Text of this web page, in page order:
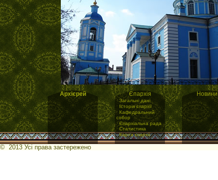
Архієрей Єпархія
·Загальні дані
·Історія єпархії
·Кафедральний
собор
·Єпархіальна рада
·Статистика
·Карта єпархії
Новини
© 2013 Усі права застережено